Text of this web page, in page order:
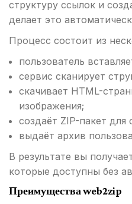
структуру ссылок и
делает это
Процесс состоит из
пользователь
сервис сканирует
скачивает HTML-
изображения;
создаёт ZIP-пакет для
выдаёт архив
В результате вы
которые доступны без
Преимущества web2zip